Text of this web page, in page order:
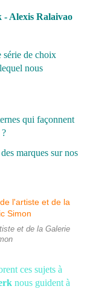
Alexis Ralaivao
série de choix
nous
qui façonnent
marques sur nos
et de la Galerie
ces sujets à
nous guident à